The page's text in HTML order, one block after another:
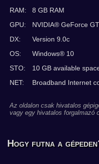
RAM:
8 GB RAM
GPU:
NVIDIA® GeForce
DX:
Version 9.0c
OS:
Windows® 10
STO:
10 GB available
NET:
Broadband Internet
Az oldalon csak hivatalos
vagy egy hivatalos forgalmazó
Hogy futna a